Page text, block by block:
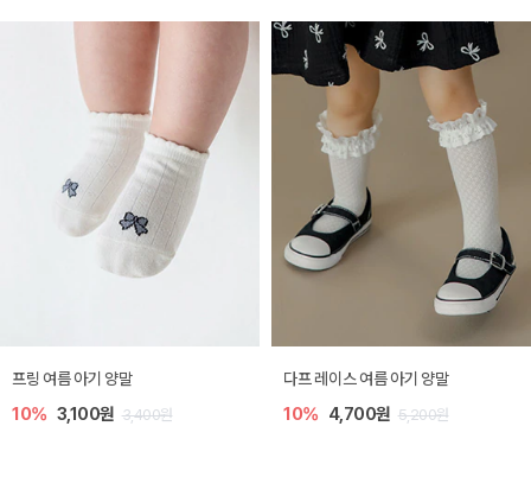
프링 여름 아기 양말
10% 3,100원 3,400원
다프 레이스 여름 아기 양말
10% 4,700원 5,200원